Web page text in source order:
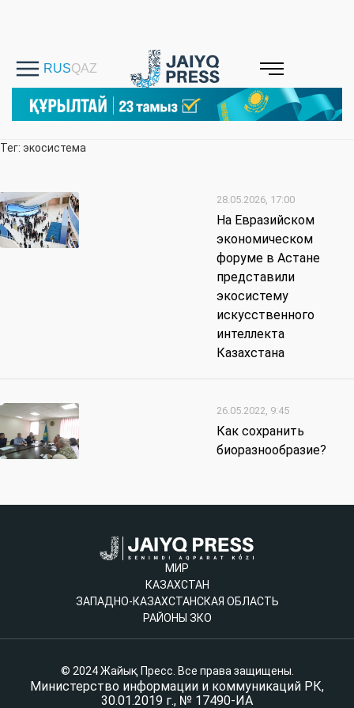
Тег: экосистема
28.05.2026, 17:00
На Евразийском
экономическом
форуме в Астане
представили
экосистему
искусственного
интеллекта
Казахстана
26.05.2022, 9:45
Как сохранить
биоразнообразие?
МИР
КАЗАХСТАН
ЗАПАДНО-КАЗАХСТАНСКАЯ ОБЛАСТЬ
РАЙОНЫ ЗКО
© 2024 Жайық Пресс. Все права защищены.
Министерство информации и коммуникаций РК,
30.01.2019 г., № 17490-ИА